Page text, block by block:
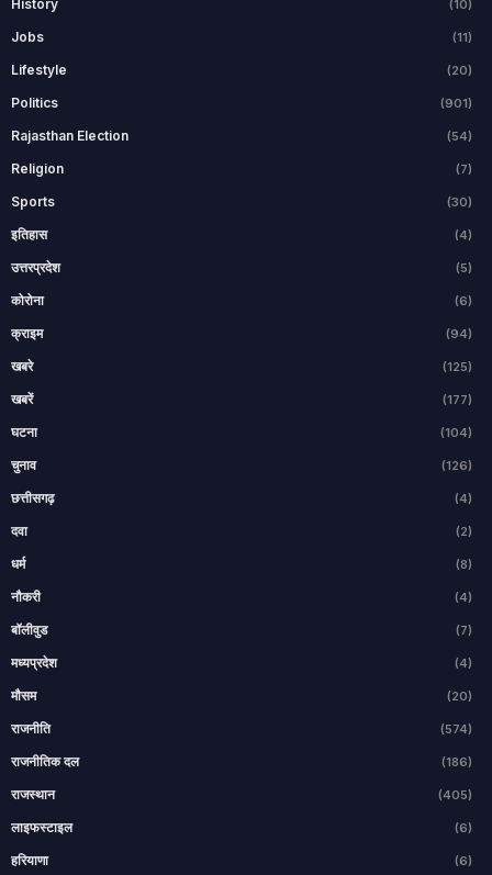
History (10)
Jobs (11)
Lifestyle (20)
Politics (901)
Rajasthan Election (54)
Religion (7)
Sports (30)
इतिहास (4)
उत्तरप्रदेश (5)
कोरोना (6)
क्राइम (94)
खबरे (125)
खबरें (177)
घटना (104)
चुनाव (126)
छत्तीसगढ़ (4)
दवा (2)
धर्म (8)
नौकरी (4)
बॉलीवुड (7)
मध्यप्रदेश (4)
मौसम (20)
राजनीति (574)
राजनीतिक दल (186)
राजस्थान (405)
लाइफस्टाइल (6)
हरियाणा (6)